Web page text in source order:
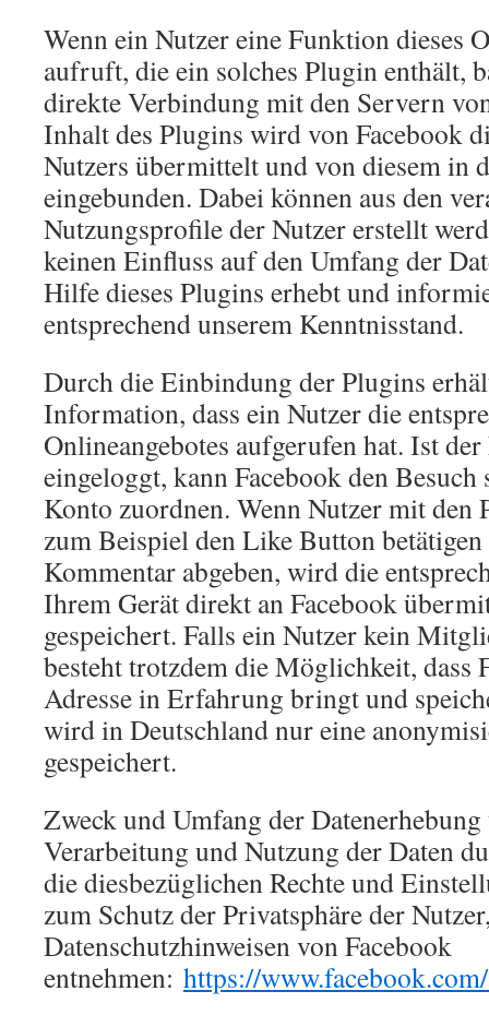
Wenn ein Nutzer eine Funktion dieses
aufruft, die ein solches Plugin enthält,
direkte Verbindung mit den Servern
Inhalt des Plugins wird von Facebook
Nutzers übermittelt und von diesem in
eingebunden. Dabei können aus den
Nutzungsprofile der Nutzer erstellt
keinen Einfluss auf den Umfang der
Hilfe dieses Plugins erhebt und
entsprechend unserem Kenntnisstand.
Durch die Einbindung der Plugins
Information, dass ein Nutzer die
Onlineangebotes aufgerufen hat. Ist
eingeloggt, kann Facebook den Besuch
Konto zuordnen. Wenn Nutzer mit den
zum Beispiel den Like Button
Kommentar abgeben, wird die
Ihrem Gerät direkt an Facebook
gespeichert. Falls ein Nutzer kein
besteht trotzdem die Möglichkeit, dass
Adresse in Erfahrung bringt und
wird in Deutschland nur eine
gespeichert.
Zweck und Umfang der
Verarbeitung und Nutzung der Daten
die diesbezüglichen Rechte und
zum Schutz der Privatsphäre der
Datenschutzhinweisen von Facebook
entnehmen: https://